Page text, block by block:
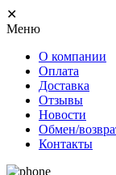
✕
Меню
О компании
Оплата
Доставка
Отзывы
Новости
Обмен/
Контакты